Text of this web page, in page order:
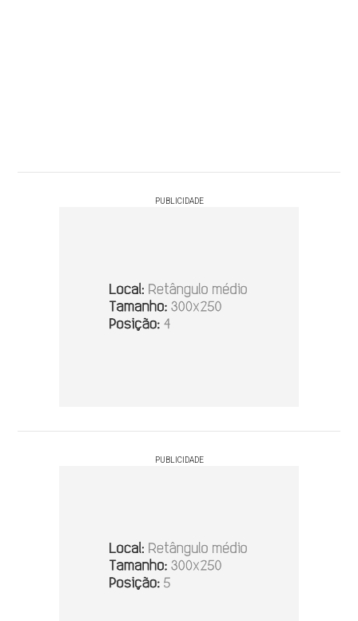
PUBLICIDADE
PUBLICIDADE